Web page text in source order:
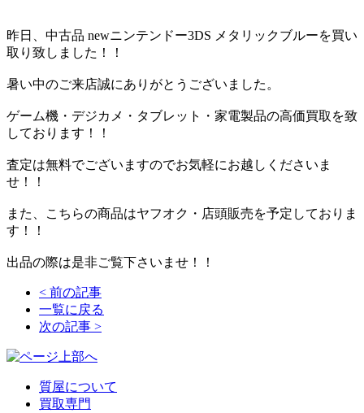
昨日、中古品 newニンテンドー3DS メタリックブルーを買い
取り致しました！！
暑い中のご来店誠にありがとうございました。
ゲーム機・デジカメ・タブレット・家電製品の高価買取を致
しております！！
査定は無料でございますのでお気軽にお越しくださいま
せ！！
また、こちらの商品はヤフオク・店頭販売を予定しておりま
す！！
出品の際は是非ご覧下さいませ！！
< 前の記事
一覧に戻る
次の記事 >
質屋について
買取専門